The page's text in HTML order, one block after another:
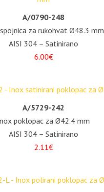
A/0790-248
za rukohvat Ø48.3 mm
AISI 304 – Satinirano
6.00€
A/5729-242
poklopac za Ø42.4 mm
AISI 304 – Satinirano
2.11€